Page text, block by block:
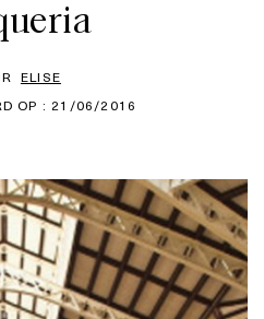
ELISE
OP : 21/06/2016